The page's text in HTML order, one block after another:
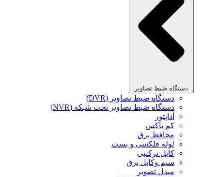
دستگاه ضبط تصاویر
دستگاه ضبط تصاویر (DVR)
دستگاه ضبط تصاویر تحت شبکه (NVR)
آداپتور
کم باکس
محافظ برق
لوله فلکسی و بست
کابل ترکیبی
سیم وکابل برق
مبدل تصویر